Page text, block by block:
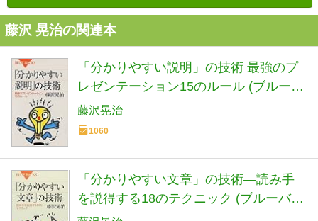
藤沢 晃治の関連本
「分かりやすい説明」の技術 最強のプ
レゼンテーション15のルール (ブルーバ
ックス)
藤沢晃治
1060
「分かりやすい文章」の技術―読み手
を説得する18のテクニック (ブルーバッ
クス)